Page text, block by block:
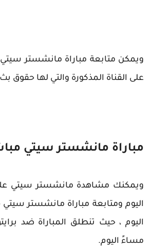
ويمكن متابعة مباراة مانشستر سيتي
على القناة المذكورة والتي لها حقوق بث
مباراة مانشستر سيتي
ويمكنك مشاهدة مانشستر سيتي
اليوم ومتابعة مباراة مانشستر سيتي
مساءً اليوم.